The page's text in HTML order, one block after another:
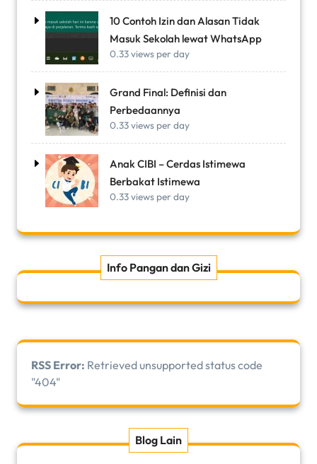
10 Contoh Izin dan Alasan Tidak
Masuk Sekolah lewat WhatsApp
0.33 views per day
Grand Final: Definisi dan
Perbedaannya
0.33 views per day
Anak CIBI – Cerdas Istimewa
Berbakat Istimewa
0.33 views per day
Info Pangan dan Gizi
RSS Error: Retrieved unsupported status code
"404"
Blog Lain